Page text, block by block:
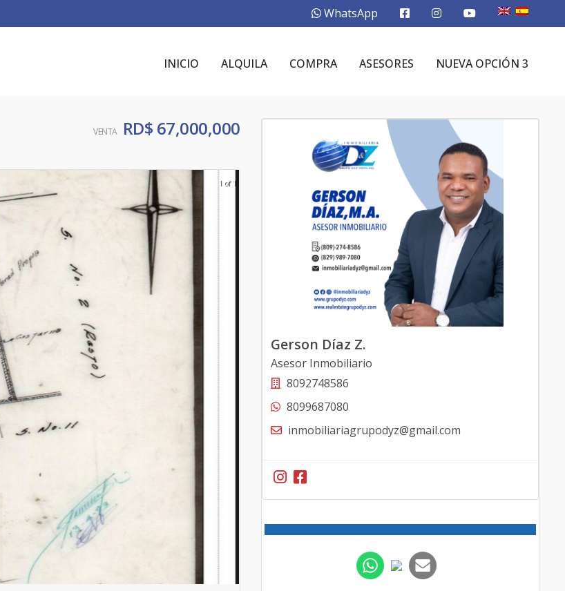
WhatsApp
INICIO ALQUILA COMPRA ASESORES NUEVA OPCIÓN 3
VENTA RD$ 67,000,000
1 of 1
Gerson Díaz Z.
Asesor Inmobiliario
8092748586
8099687080
inmobiliariagrupodyz@gmail.com